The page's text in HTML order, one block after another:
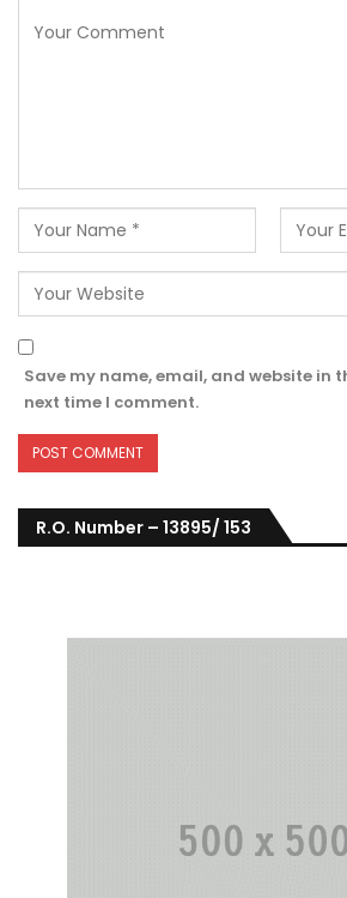
Save my name, email, and website in
next time I comment.
R.O. Number – 13895/ 153